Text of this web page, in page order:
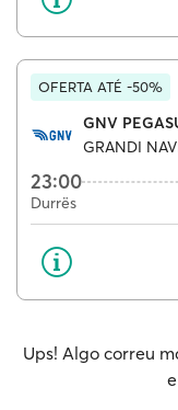
OFERTA ATÉ -50%
GNV
GRANDI
23:00
Durrës
Ups! Algo correu